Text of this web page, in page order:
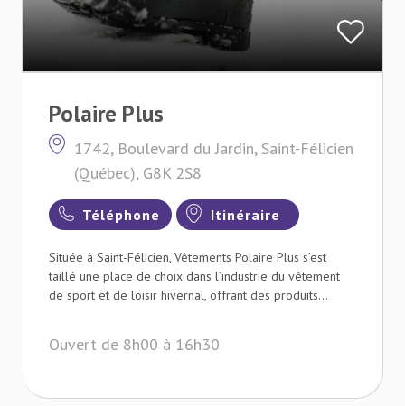
Polaire Plus
1742, Boulevard du Jardin, Saint-Félicien
(Québec), G8K 2S8
Téléphone Itinéraire
Située à Saint-Félicien, Vêtements Polaire Plus s’est
taillé une place de choix dans l’industrie du vêtement
de sport et de loisir hivernal, offrant des produits...
Ouvert de 8h00 à 16h30